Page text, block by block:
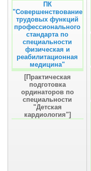
ПК
"Совершенствование
трудовых функций
профессионального
стандарта по
специальности
физическая и
реабилитационная
медицина"
[Практическая
подготовка
ординаторов по
специальности
"Детская
кардиология"]